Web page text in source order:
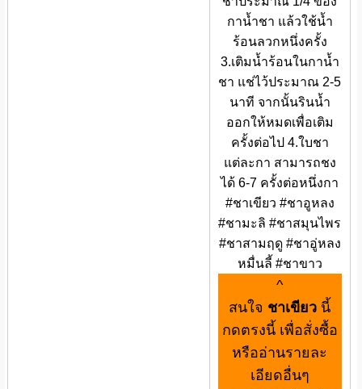
กาน้ำชา แล้วใช้น้ำ
ร้อนลวกหนึ่งครั้ง
3.เติมน้ำร้อนในกาน้ำ
ชา แช่ไว้ประมาณ 2-5
นาที จากนั้นรินน้ำ
ออกให้หมดเพื่อเติม
ครั้งต่อไป 4.ใบชา
แต่ละกา สามารถชง
ได้ 6-7 ครั้งต่อหนึ่งกา
#ชาเขียว #ชาอูหลง
#ชามะลิ #ชาสมุนไพร
#ชาสามฤดู #ชาอู่หลง
หมื่นลี้ #ชาขาว
^
สนใจ ชาเขียว นี้
กดตรงนี้ เพื่อสั่งซื้อ
หรืออ่านรายละ
เอียดอื่นๆ